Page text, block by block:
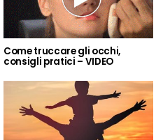
Come truccare gli occhi,
consigli pratici – VIDEO